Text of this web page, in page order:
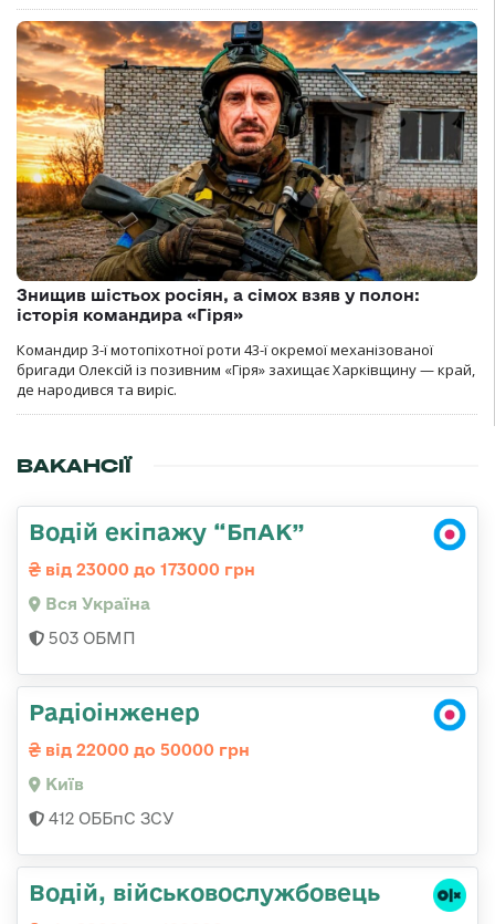
Знищив шістьох росіян, а сімох взяв у полон:
історія командира «Гіря»
Командир 3-ї мотопіхотної роти 43-ї окремої механізованої
бригади Олексій із позивним «Гіря» захищає Харківщину — край,
де народився та виріс.
ВАКАНСІЇ
Водій екіпажу “БпАК”
від 23000 до 173000 грн
Вся Україна
503 ОБМП
Радіоінженер
від 22000 до 50000 грн
Київ
412 ОББпС ЗСУ
Водій, військовослужбовець